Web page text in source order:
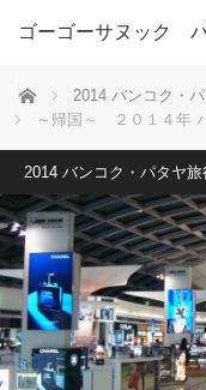
ゴーゴーサヌック
ホーム 2014 バンコク・
～帰国～ ２０１４年
2014 バンコク・パタヤ旅